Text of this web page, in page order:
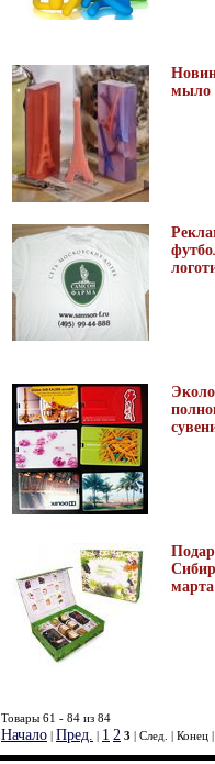
мыло
марта
Товары 61 - 84 из 84
Начало | Пред. | 1 2 3 | След. | Конец